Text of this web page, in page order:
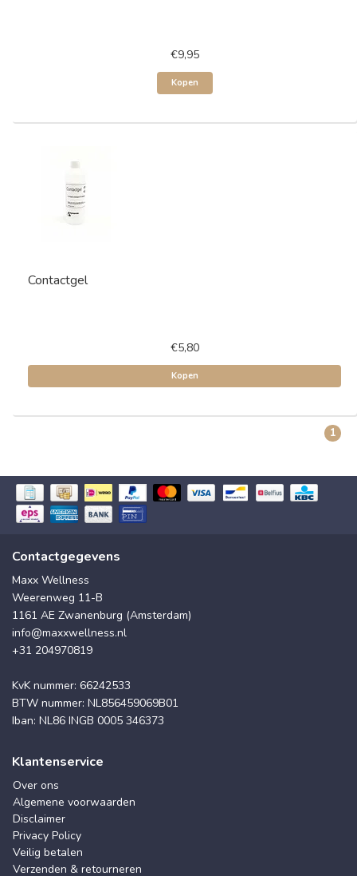
€9,95
Kopen
Contactgel
€5,80
Kopen
1
Contactgegevens
Maxx Wellness
Weerenweg 11-B
1161 AE Zwanenburg (Amsterdam)
info@maxxwellness.nl
+31 204970819
KvK nummer: 66242533
BTW nummer: NL856459069B01
Iban: NL86 INGB 0005 346373
Klantenservice
Over ons
Algemene voorwaarden
Disclaimer
Privacy Policy
Veilig betalen
Verzenden & retourneren